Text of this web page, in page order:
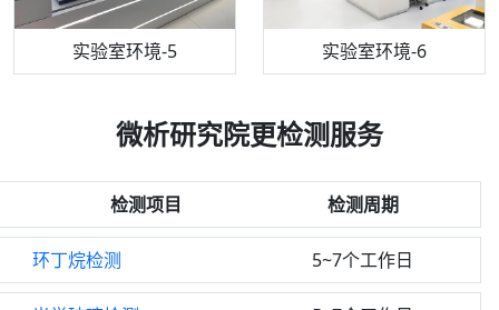
实验室环境-5 实验室环境-6
机构质检技术员-5 机构质检技术员-6
气相色谱仪 万能力学试验仪
微析研究院更检测服务
检测项目 检测周期
环丁烷检测 5~7个工作日